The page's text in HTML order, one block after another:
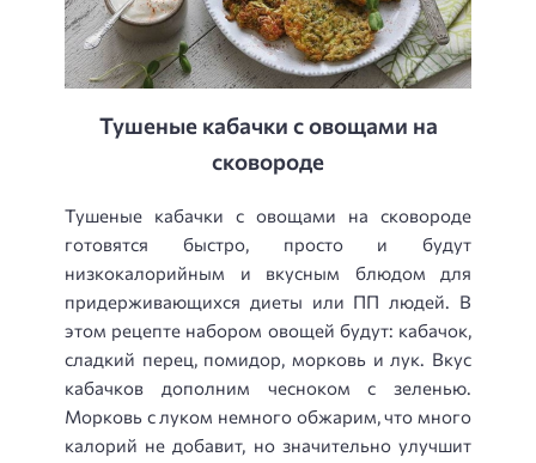
Тушеные кабачки с овощами на
сковороде
Тушеные кабачки с овощами на сковороде
готовятся быстро, просто и будут
низкокалорийным и вкусным блюдом для
придерживающихся диеты или ПП людей. В
этом рецепте набором овощей будут: кабачок,
сладкий перец, помидор, морковь и лук. Вкус
кабачков дополним чесноком с зеленью.
Морковь с луком немного обжарим, что много
калорий не добавит, но значительно улучшит